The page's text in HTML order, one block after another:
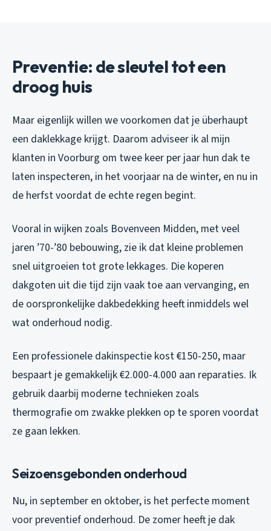
Preventie: de sleutel tot een
droog huis
Maar eigenlijk willen we voorkomen dat je überhaupt
een daklekkage krijgt. Daarom adviseer ik al mijn
klanten in Voorburg om twee keer per jaar hun dak te
laten inspecteren, in het voorjaar na de winter, en nu in
de herfst voordat de echte regen begint.
Vooral in wijken zoals Bovenveen Midden, met veel
jaren ’70-’80 bebouwing, zie ik dat kleine problemen
snel uitgroeien tot grote lekkages. Die koperen
dakgoten uit die tijd zijn vaak toe aan vervanging, en
de oorspronkelijke dakbedekking heeft inmiddels wel
wat onderhoud nodig.
Een professionele dakinspectie kost €150-250, maar
bespaart je gemakkelijk €2.000-4.000 aan reparaties. Ik
gebruik daarbij moderne technieken zoals
thermografie om zwakke plekken op te sporen voordat
ze gaan lekken.
Seizoensgebonden onderhoud
Nu, in september en oktober, is het perfecte moment
voor preventief onderhoud. De zomer heeft je dak